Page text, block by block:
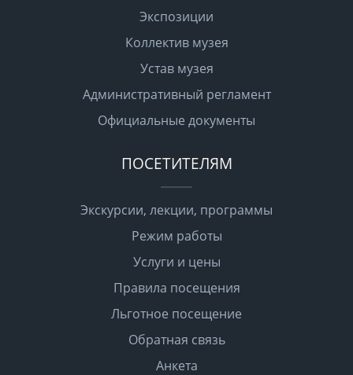
Экспозиции
Коллектив музея
Устав музея
Административный регламент
Официальные документы
ПОСЕТИТЕЛЯМ
Экскурсии, лекции, программы
Режим работы
Услуги и цены
Правила посещения
Льготное посещение
Обратная связь
Анкета